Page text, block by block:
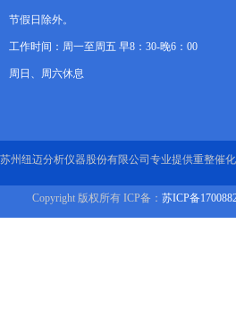
节假日除外。
工作时间：周一至周五 早8：30-晚6：00
周日、周六休息
苏州纽迈分析仪器股份有限公司专业提供重整催
Copyright 版权所有 ICP备： 苏ICP备